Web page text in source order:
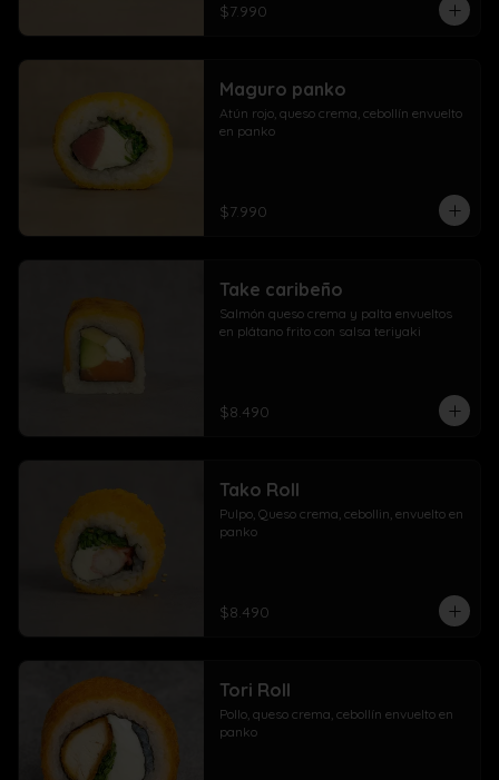
$7.990
Maguro panko
Atún rojo, queso crema, cebollín envuelto
en panko
$7.990
Take caribeño
Salmón queso crema y palta envueltos
en plátano frito con salsa teriyaki
$8.490
Tako Roll
Pulpo, Queso crema, cebollin, envuelto en
panko
$8.490
Tori Roll
Pollo, queso crema, cebollín envuelto en
panko